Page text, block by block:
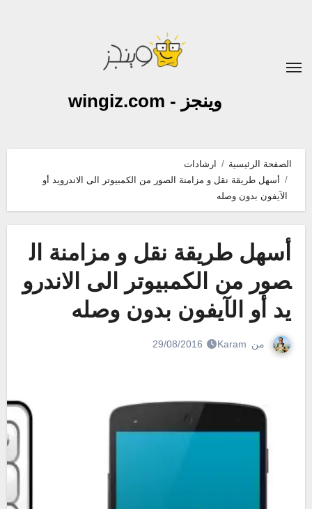
وينجز - wingiz.com
الصفحة الرئيسية
ارشادات
أسهل طريقة نقل و مزامنة الصور من الكمبيوتر الى الاندرويد أو
الآيفون بدون وصله
أسهل طريقة نقل و مزامنة ال
صور من الكمبيوتر الى الاندرو
يد أو الآيفون بدون وصله
من Karam
29/08/2016